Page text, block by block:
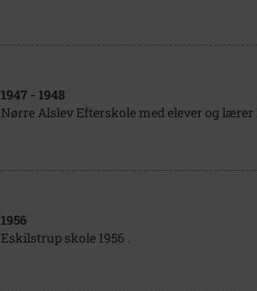
1947 - 1948
Nørre Alslev Efterskole med elever og lærer
1956
Eskilstrup skole 1956 .